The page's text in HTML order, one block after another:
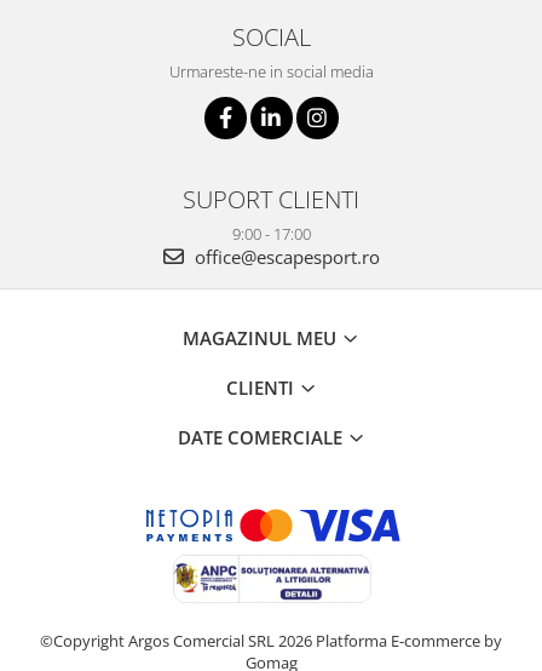
SOCIAL
Urmareste-ne in social media
SUPORT CLIENTI
9:00 - 17:00
office@escapesport.ro
MAGAZINUL MEU
CLIENTI
DATE COMERCIALE
©Copyright Argos Comercial SRL 2026 Platforma E-commerce by
Gomag